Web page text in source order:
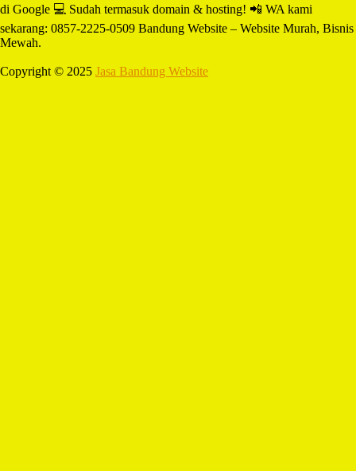
di Google 💻 Sudah termasuk domain & hosting! 📲 WA kami
sekarang: 0857-2225-0509 Bandung Website – Website Murah, Bisnis
Mewah.
Copyright © 2025 Jasa Bandung Website